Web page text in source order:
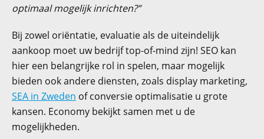
optimaal mogelijk inrichten?”
Bij zowel oriëntatie, evaluatie als de uiteindelijk
aankoop moet uw bedrijf top-of-mind zijn! SEO kan
hier een belangrijke rol in spelen, maar mogelijk
bieden ook andere diensten, zoals display marketing,
SEA in Zweden of conversie optimalisatie u grote
kansen. Economy bekijkt samen met u de
mogelijkheden.